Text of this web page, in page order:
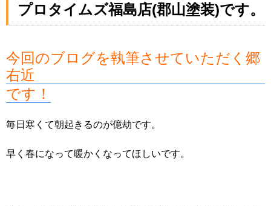
プロタイムズ福島店(郡山塗装)です。
今回のブログを執筆させていただく郷
右近
です！
毎日寒くて朝起きるのが億劫です。
早く春になって暖かくなってほしいです。